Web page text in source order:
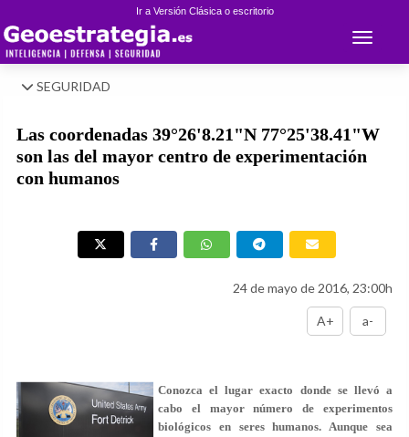
Ir a Versión Clásica o escritorio
Toggle
SEGURIDAD
Las coordenadas 39°26'8.21"N 77°25'38.41"W
son las del mayor centro de experimentación
con humanos
24 de mayo de 2016, 23:00h
A+ a-
Conozca el lugar exacto donde se llevó a
cabo el mayor número de experimentos
biológicos en seres humanos. Aunque sea